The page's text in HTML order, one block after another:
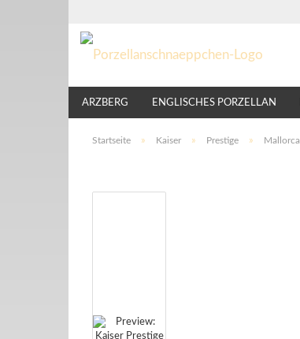
ARZBERG ENGLISCHES PORZELLAN
LINDNER NIKKO ROSENTHAL
Startseite » Kaiser » Prestige » Mallorca